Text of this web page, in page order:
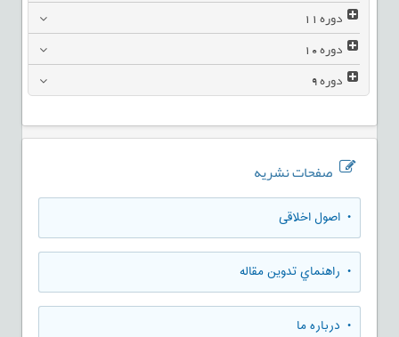
دوره11
دوره10
دوره9
صفحات نشریه
• اصول اخلاقی
• راهنماي تدوين مقاله
• درباره ما